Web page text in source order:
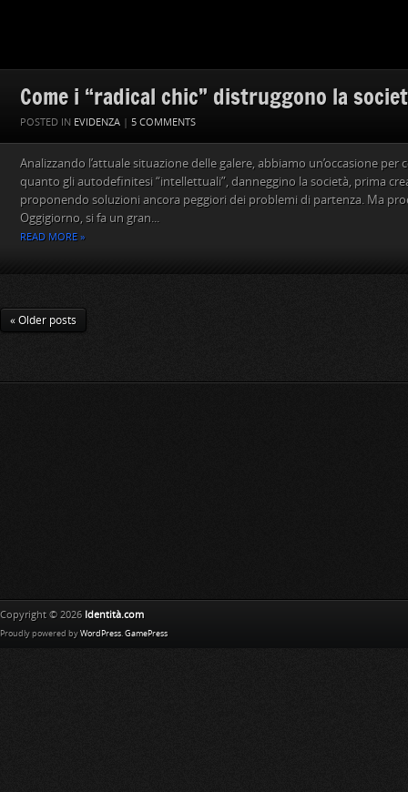
Come i “radical chic” distruggono la
POSTED IN EVIDENZA | 5 COMMENTS
Analizzando l’attuale situazione delle galere, abbiamo un’occasione
quanto gli autodefinitesi “intellettuali”, danneggino la società, prima
proponendo soluzioni ancora peggiori dei problemi di partenza. Ma
Oggigiorno, si fa un gran...
READ MORE »
« Older posts
Copyright © 2026 Identità.com
Proudly powered by WordPress. GamePress